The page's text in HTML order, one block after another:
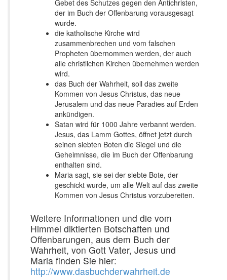
Gebet des Schutzes gegen den Antichristen,
der im Buch der Offenbarung vorausgesagt
wurde.
die katholische Kirche wird
zusammenbrechen und vom falschen
Propheten übernommen werden, der auch
alle christlichen Kirchen übernehmen werden
wird.
das Buch der Wahrheit, soll das zweite
Kommen von Jesus Christus, das neue
Jerusalem und das neue Paradies auf Erden
ankündigen.
Satan wird für 1000 Jahre verbannt werden.
Jesus, das Lamm Gottes, öffnet jetzt durch
seinen siebten Boten die Siegel und die
Geheimnisse, die im Buch der Offenbarung
enthalten sind.
Maria sagt, sie sei der siebte Bote, der
geschickt wurde, um alle Welt auf das zweite
Kommen von Jesus Christus vorzubereiten.
Weitere Informationen und die vom
Himmel diktierten Botschaften und
Offenbarungen, aus dem Buch der
Wahrheit, von Gott Vater, Jesus und
Maria finden Sie hier:
http://www.dasbuchderwahrheit.de